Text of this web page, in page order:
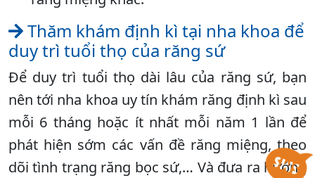
Thăm khám định kì tại nha khoa để
duy trì tuổi thọ của răng sứ
Để duy trì tuổi thọ dài lâu của răng sứ, bạn
nên tới nha khoa uy tín khám răng định kì sau
mỗi 6 tháng hoặc ít nhất mỗi năm 1 lần để
phát hiện sớm các vấn đề răng miệng, theo
dõi tình trạng răng bọc sứ,… Và đưa ra hướng